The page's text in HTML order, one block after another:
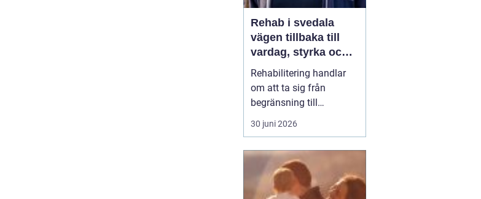
Rehab i svedala
vägen tillbaka till
vardag, styrka och
balans
Rehabilitering handlar
om att ta sig från
begränsning till
möjligheter. Efter en
skada, sjukdom eller
kroppen kännas
främmande och
vardagen tung. Med rätt
30 juni 2026